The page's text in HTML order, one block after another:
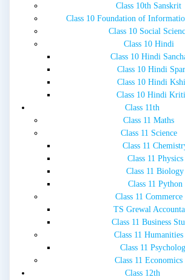
Class 10th Sanskrit
Class 10 Foundation of
Class 10 Social
Class 10 Hindi
Class 10 Hindi
Class 10 Hindi
Class 10 Hindi
Class 10 Hindi
Class 11th
Class 11 Maths
Class 11 Science
Class 11
Class 11 Physics
Class 11 Biology
Class 11 Python
Class 11 Commerce
TS Grewal
Class 11 Business
Class 11 Humanities
Class 11
Class 11 Economics
Class 12th